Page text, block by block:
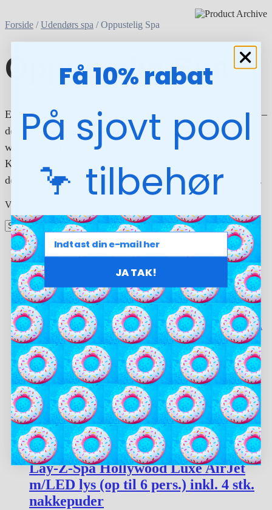
Forside /Udendørs spa / Oppustelig Spa
Oppustelig Spa
Et oppusteligt spabad er som skræddersyet til din terrasse –
det skal blot pustes op, og så er du klar til luksus og
wellness derhjemme. Lad dig ikke narre af navnet:
Kvaliteten er høj, og en oppustelig spa giver dig præcis
den samme afslappende oplevelse som en fast installation.
Viser 7 resultater
Lay-Z-Spa Bali Smart AirJet (4-6
pers.)
4.495,00kr. Læs mere
Lay-Z-Spa Carrara Thermacore
Smart Air Jet (op til 6 pers.) inkl. 4
stk. nakkepuder
4.995,00kr. Læs mere
Lay-Z-Spa Hollywood Luxe AirJet
m/LED lys (op til 6 pers.) inkl. 4 stk.
nakkepuder
Få 10% rabat
På sjovt pool
🦩 tilbehør
JA TAK!